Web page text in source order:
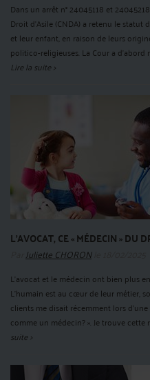
Dans un arrêt n° 24045118 et
Droit d’Asile (CNDA) a retenu le
et leur enfant, en raison de leurs
politico-religieuses. La Cour a
Lire la suite >
L’AVOCAT, CE « MÉDECIN » DU
Juliette CHORONle 18/02/2025
L'avocat et le médecin ont bien plus
L'humain est au cœur de leur métier,
clients me disait récemment lors
comme un médecin? ». Je trouve cette
suite >